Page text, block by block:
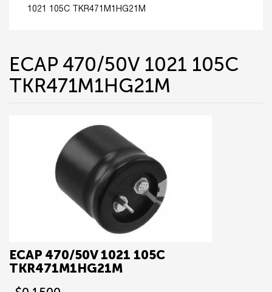
1021 105C TKR471M1HG21M
ECAP 470/50V 1021 105C
TKR471M1HG21M
ECAP 470/50V 1021 105C
TKR471M1HG21M